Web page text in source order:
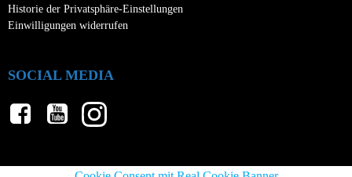
Historie der Privatsphäre-Einstellungen
Einwilligungen widerrufen
SOCIAL MEDIA